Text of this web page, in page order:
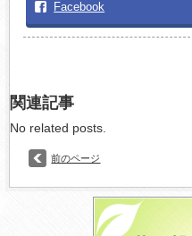
Facebook
関連記事
No related posts.
前のページ